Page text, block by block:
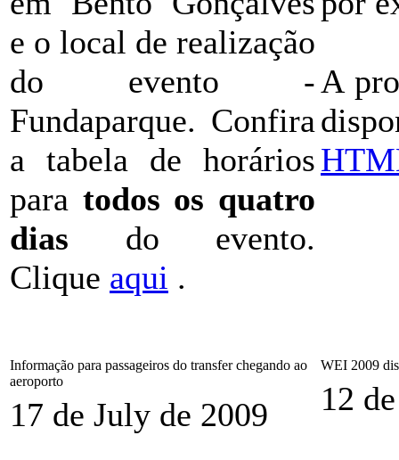
e o local de realização
do evento -
Fundaparque. Confira
a tabela de horários
para todos os quatro
dias do evento.
Clique aqui .
A
Informação para passageiros do transfer chegando ao
aeroporto
17 de July de 2009
WEI 2009
12